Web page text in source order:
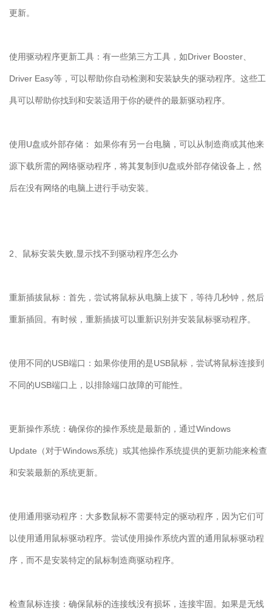
更新。
使用驱动程序更新工具：有一些第三方工具，如Driver Booster
Driver Easy等，可以帮助你自动检测和安装缺失的驱动程序。这些工
具可以帮助你找到和安装适用于你的硬件的最新驱动程序。
使用U盘或外部存储： 如果你有另一台电脑，可以从制造商或其他来
源下载所需的网络驱动程序，将其复制到 U盘或外部存储设备上，然
后在没有网络的电脑上进行手动安装。
2 、鼠标安装失败 显示找不到驱动程序怎么办
重新插拔鼠标：首先，尝试将鼠标从电脑上拔下，等待几秒钟，然后
重新插回。有时候，重新插拔可以重新识别并安装鼠标驱动程序。
使用不同的USB端口：如果你使用的是USB鼠标，尝试将鼠标连接到
不同的USB端口上，以排除端口故障的可能性。
更新操作系统：确保你的操作系统是最新的，通过Windows
Update （对于Windows系统）或其他操作系统提供的更新功能来检查
和安装最新的系统更新。
使用通用驱动程序：大多数鼠标不需要特定的驱动程序，因为它们可
以使用通用鼠标驱动程序。尝试使用操作系统内置的通用鼠标驱动程
序，而不是安装特定的鼠标制造商驱动程序。
检查鼠标连接：确保鼠标的连接线没有损坏，连接牢固。如果是无线